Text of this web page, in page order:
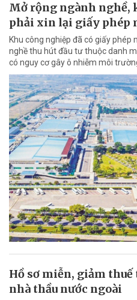
Mở rộng ngành nghề,
phải xin lại giấy phép
Khu công nghiệp đã có giấy
nghề thu hút đầu tư thuộc danh
có nguy cơ gây ô nhiễm môi
Hồ sơ miễn, giảm
nhà thầu nước ngoài